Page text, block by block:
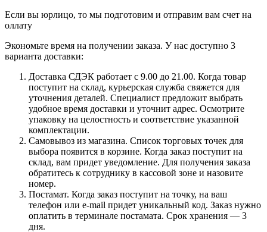
Если вы юрлицо, то мы подготовим и отправим вам счет на
оллату
Экономьте время на получении заказа. У нас доступно 3
варианта доставки:
Доставка СДЭК работает с 9.00 до 21.00. Когда товар
поступит на склад, курьерская служба свяжется для
уточнения деталей. Специалист предложит выбрать
удобное время доставки и уточнит адрес. Осмотрите
упаковку на целостность и соответствие указанной
комплектации.
Самовывоз из магазина. Список торговых точек для
выбора появится в корзине. Когда заказ поступит на
склад, вам придет уведомление. Для получения заказа
обратитесь к сотруднику в кассовой зоне и назовите
номер.
Постамат. Когда заказ поступит на точку, на ваш
телефон или e-mail придет уникальный код. Заказ нужно
оплатить в терминале постамата. Срок хранения — 3
дня.